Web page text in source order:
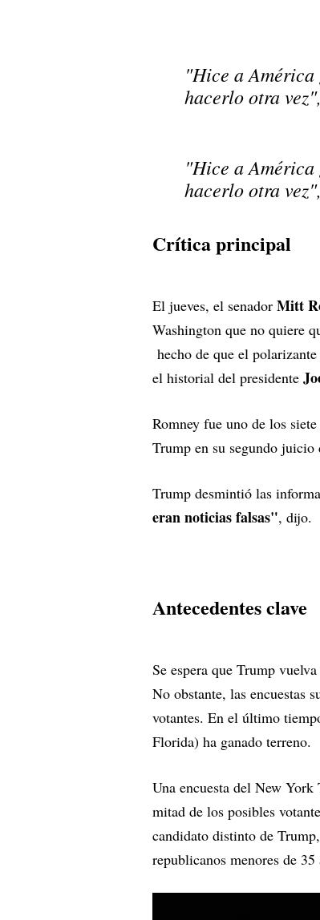
"Hice a América
hacerlo otra
"Hice a América
hacerlo otra
Crítica principal
El jueves, el senador Mitt
Washington que no quiere
hecho de que el
el historial del presidente
Romney fue uno de los
Trump en su segundo juicio
Trump desmintió las
eran noticias falsas", dijo.
Antecedentes clave
Se espera que Trump
No obstante, las encuestas
votantes. En el último
Florida) ha ganado terreno.
Una encuesta del New
mitad de los posibles
candidato distinto de
republicanos menores de